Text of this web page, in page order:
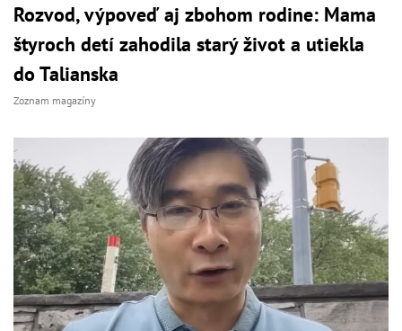
Rozvod, výpoveď aj zbohom rodine: Mama
štyroch detí zahodila starý život a utiekla
do Talianska
Zoznam magazíny